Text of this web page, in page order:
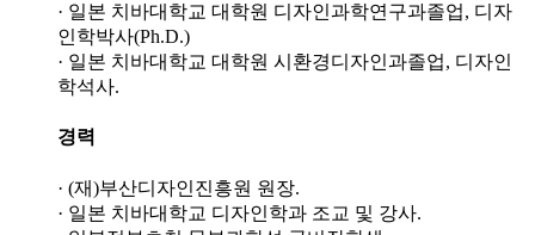
· 일본 치바대학교 대학원 디자인과학연구과졸업, 디자
인학박사(Ph.D.)
· 일본 치바대학교 대학원 시환경디자인과졸업, 디자인
학석사.
경력
· (재)부산디자인진흥원 원장.
· 일본 치바대학교 디자인학과 조교 및 강사.